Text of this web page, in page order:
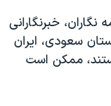
خبرنگارانی
سعودی، ایران
ممکن است